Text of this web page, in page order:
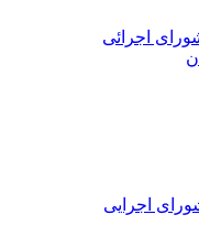
اجرائی
اجرایی